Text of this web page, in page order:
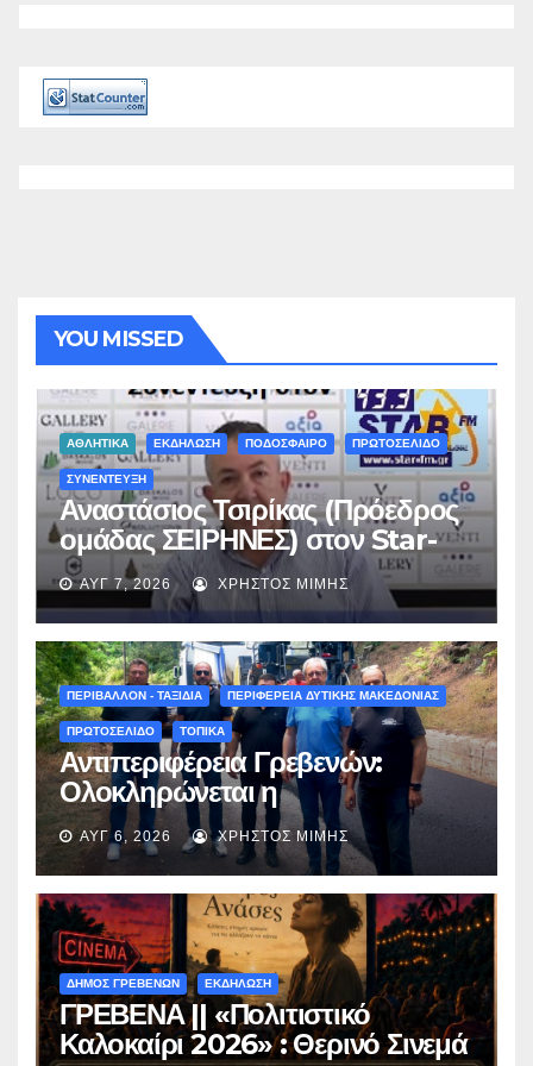
YOU MISSED
ΑΘΛΗΤΙΚΑ ΕΚΔΗΛΩΣΗ ΠΟΔΟΣΦΑΙΡΟ ΠΡΩΤΟΣΕΛΙΔΟ
ΣΥΝΕΝΤΕΥΞΗ
Αναστάσιος Τσιρίκας (Πρόεδρος
ομάδας ΣΕΙΡΗΝΕΣ) στον Star-
fm 93.3: «Το όνειρο έγινε
πραγματικότητα – Σας
περιμένουμε όλους το Σάββατο
στη Μυρσίνα Γρεβενών !» –
(audio)
ΑΥΓ 7, 2026 ΧΡΉΣΤΟΣ ΜΊΜΗΣ
ΠΕΡΙΒΑΛΛΟΝ - ΤΑΞΙΔΙΑ ΠΕΡΙΦΕΡΕΙΑ ΔΥΤΙΚΗΣ ΜΑΚΕΔΟΝΙΑΣ
ΠΡΩΤΟΣΕΛΙΔΟ ΤΟΠΙΚΑ
Αντιπεριφέρεια Γρεβενών:
Ολοκληρώνεται η
ασφαλτόστρωση της οδού
Περιβόλι – Αβδέλλα
ΑΥΓ 6, 2026 ΧΡΉΣΤΟΣ ΜΊΜΗΣ
ΔΗΜΟΣ ΓΡΕΒΕΝΩΝ ΕΚΔΗΛΩΣΗ
ΓΡΕΒΕΝΑ || «Πολιτιστικό
Καλοκαίρι 2026» : Θερινό Σινεμά